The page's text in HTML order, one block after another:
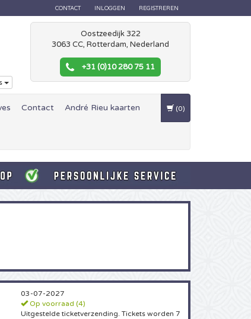
CONTACT INLOGGEN REGISTREREN
Oostzeedijk 322
3063 CC, Rotterdam, Nederland
+31 (0)10 280 75 11
Contact André Rieu kaarten (0)
03-07-2027
Op voorraad (4)
Uitgestelde ticketverzending. Tickets worden 7